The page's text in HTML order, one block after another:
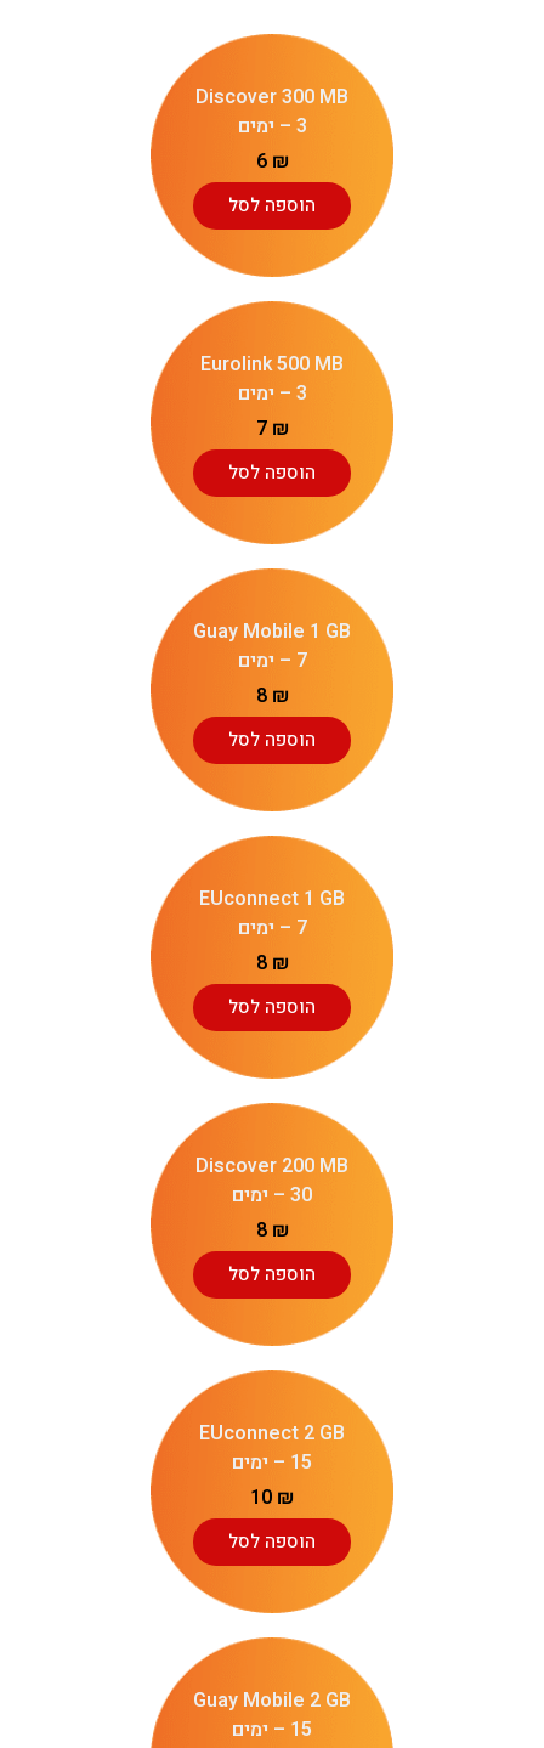
Discover 300 MB
– 3 ימים
6 ₪
הוספה לסל
Eurolink 500 MB
– 3 ימים
7 ₪
הוספה לסל
Guay Mobile 1 GB
– 7 ימים
8 ₪
הוספה לסל
EUconnect 1 GB
– 7 ימים
8 ₪
הוספה לסל
Discover 200 MB
– 30 ימים
8 ₪
הוספה לסל
EUconnect 2 GB
– 15 ימים
10 ₪
הוספה לסל
Guay Mobile 2 GB
– 15 ימים